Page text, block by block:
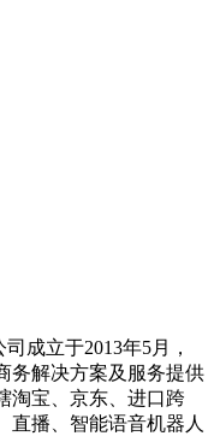
成立于2013年5月，
务解决方案及服务提供
淘宝、京东、进口跨
直播、智能语音机器人